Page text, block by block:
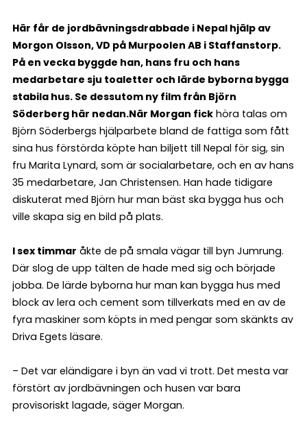
Här får de jordbävningsdrabbade i Nepal hjälp av
Morgon Olsson, VD på Murpoolen AB i Staffanstorp.
På en vecka byggde han, hans fru och hans
medarbetare sju toaletter och lärde byborna bygga
stabila hus. Se dessutom ny film från Björn
Söderberg här nedan.När Morgan fick höra talas om
Björn Söderbergs hjälparbete bland de fattiga som fått
sina hus förstörda köpte han biljett till Nepal för sig, sin
fru Marita Lynard, som är socialarbetare, och en av hans
35 medarbetare, Jan Christensen. Han hade tidigare
diskuterat med Björn hur man bäst ska bygga hus och
ville skapa sig en bild på plats.
I sex timmar åkte de på smala vägar till byn Jumrung.
Där slog de upp tälten de hade med sig och började
jobba. De lärde byborna hur man kan bygga hus med
block av lera och cement som tillverkats med en av de
fyra maskiner som köpts in med pengar som skänkts av
Driva Egets läsare.
– Det var eländigare i byn än vad vi trott. Det mesta var
förstört av jordbävningen och husen var bara
provisoriskt lagade, säger Morgan.